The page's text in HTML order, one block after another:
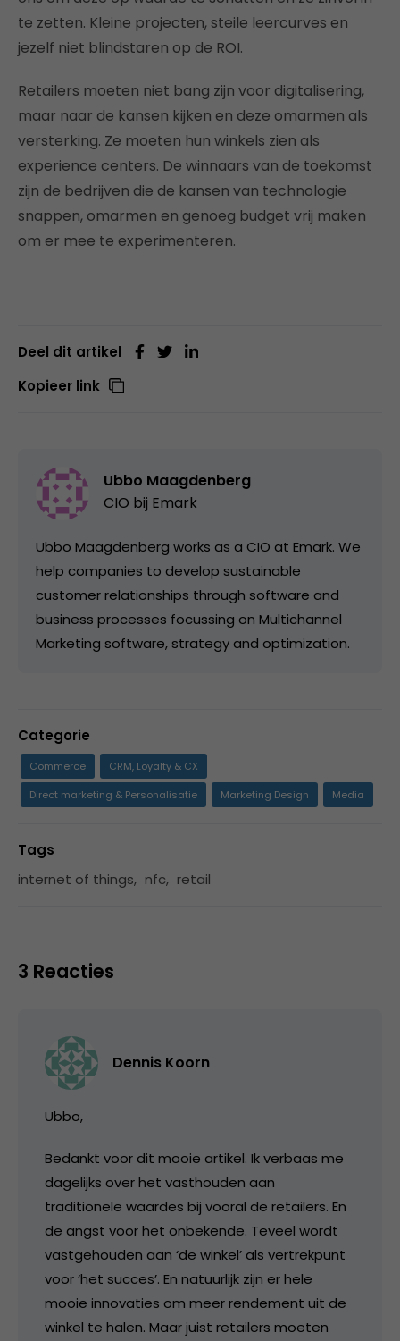
te zetten. Kleine projecten, steile leercurves en
jezelf niet blindstaren op de ROI.
Retailers moeten niet bang zijn voor digitalisering,
maar naar de kansen kijken en deze omarmen als
versterking. Ze moeten hun winkels zien als
experience centers. De winnaars van de toekomst
zijn de bedrijven die de kansen van technologie
snappen, omarmen en genoeg budget vrij maken
om er mee te experimenteren.
Deel dit artikel
Kopieer link
Ubbo Maagdenberg
CIO bij Emark
Ubbo Maagdenberg works as a CIO at Emark. We
help companies to develop sustainable
customer relationships through software and
business processes focussing on Multichannel
Marketing software, strategy and optimization.
Categorie
Commerce
CRM, Loyalty & CX
Direct marketing & Personalisatie
Marketing Design Media
Tags
internet of things, nfc, retail
3 Reacties
Dennis Koorn
Ubbo,
Bedankt voor dit mooie artikel. Ik verbaas me
dagelijks over het vasthouden aan
traditionele waardes bij vooral de retailers. En
de angst voor het onbekende. Teveel wordt
vastgehouden aan ‘de winkel’ als vertrekpunt
voor ‘het succes’. En natuurlijk zijn er hele
mooie innovaties om meer rendement uit de
winkel te halen. Maar juist retailers moeten